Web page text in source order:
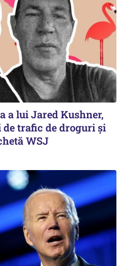
a lui Jared Kushner,
trafic de droguri și
WSJ